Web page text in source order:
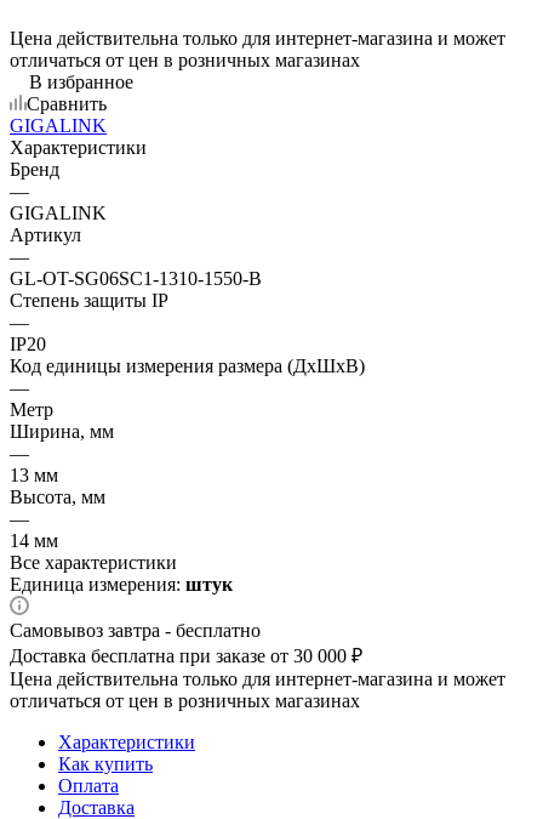
Цена действительна только для интернет-магазина и может
отличаться от цен в розничных магазинах
В избранное
Сравнить
GIGALINK
Характеристики
Бренд
—
GIGALINK
Артикул
—
GL-OT-SG06SC1-1310-1550-B
Степень защиты IP
—
IP20
Код единицы измерения размера (ДхШхВ)
—
Метр
Ширина, мм
—
13 мм
Высота, мм
—
14 мм
Все характеристики
Единица измерения: штук
Самовывоз завтра - бесплатно
Доставка бесплатна при заказе от 30 000 ₽
Цена действительна только для интернет-магазина и может
отличаться от цен в розничных магазинах
Характеристики
Как купить
Оплата
Доставка